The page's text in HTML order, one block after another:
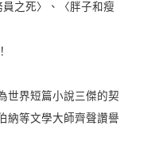
之死〉、〈胖子和瘦
世界短篇小說三傑的契
納等文學大師齊聲讚譽